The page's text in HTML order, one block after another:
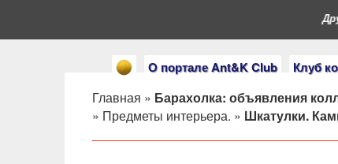
О портале Ant&K Club Клуб
Главная » Барахолка: объявления
» Предметы интерьера. » Шкатулки.